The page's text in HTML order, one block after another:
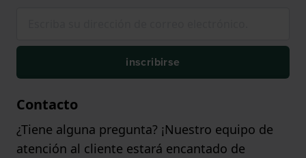
inscribirse
Contacto
¿Tiene alguna pregunta? ¡Nuestro equipo de
atención al cliente estará encantado de